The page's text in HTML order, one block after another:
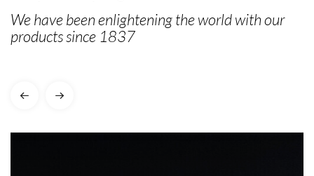
We have been enlightening the world with our
products since 1837